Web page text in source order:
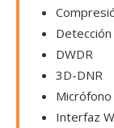
DWDR
3D-DNR
Interfaz